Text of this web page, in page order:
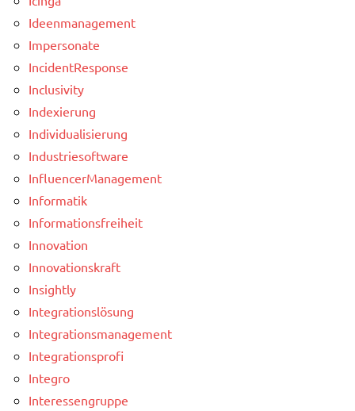
Ideenmanagement
Impersonate
IncidentResponse
Inclusivity
Indexierung
Individualisierung
Industriesoftware
InfluencerManagement
Informatik
Informationsfreiheit
Innovation
Innovationskraft
Insightly
Integrationslösung
Integrationsmanagement
Integrationsprofi
Integro
Interessengruppe